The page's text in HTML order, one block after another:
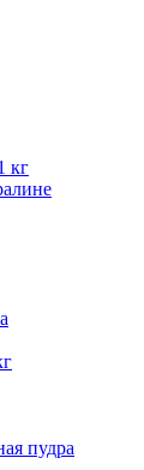
кг
пудра